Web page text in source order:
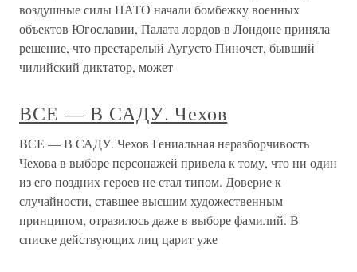
воздушные силы НАТО начали бомбежку военных
объектов Югославии, Палата лордов в Лондоне приняла
решение, что престарелый Аугусто Пиночет, бывший
чилийский диктатор, может
ВСЕ — В САДУ. Чехов
ВСЕ — В САДУ. Чехов Гениальная неразборчивость
Чехова в выборе персонажей привела к тому, что ни один
из его поздних героев не стал типом. Доверие к
случайности, ставшее высшим художественным
принципом, отразилось даже в выборе фамилий. В
списке действующих лиц царит уже